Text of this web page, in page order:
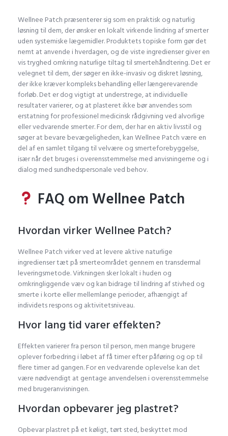
Wellnee Patch præsenterer sig som en praktisk og naturlig
løsning til dem, der ønsker en lokalt virkende lindring af smerter
uden systemiske lægemidler. Produktets topiske form gør det
nemt at anvende i hverdagen, og de viste ingredienser giver en
vis tryghed omkring naturlige tiltag til smertehåndtering. Det er
velegnet til dem, der søger en ikke-invasiv og diskret løsning,
der ikke kræver kompleks behandling eller længerevarende
forløb. Det er dog vigtigt at understrege, at individuelle
resultater varierer, og at plasteret ikke bør anvendes som
erstatning for professionel medicinsk rådgivning ved alvorlige
eller vedvarende smerter. For dem, der har en aktiv livsstil og
søger at bevare bevægeligheden, kan Wellnee Patch være en
del af en samlet tilgang til velvære og smerteforebyggelse,
især når det bruges i overensstemmelse med anvisningerne og i
dialog med sundhedspersonale ved behov.
FAQ om Wellnee Patch
Hvordan virker Wellnee Patch?
Wellnee Patch virker ved at levere aktive naturlige
ingredienser tæt på smerteområdet gennem en transdermal
leveringsmetode. Virkningen sker lokalt i huden og
omkringliggende væv og kan bidrage til lindring af stivhed og
smerte i korte eller mellemlange perioder, afhængigt af
individets respons og aktivitetsniveau.
Hvor lang tid varer effekten?
Effekten varierer fra person til person, men mange brugere
oplever forbedring i løbet af få timer efter påføring og op til
flere timer ad gangen. For en vedvarende oplevelse kan det
være nødvendigt at gentage anvendelsen i overensstemmelse
med brugeranvisningen.
Hvordan opbevarer jeg plastret?
Opbevar plastret på et køligt, tørt sted, beskyttet mod